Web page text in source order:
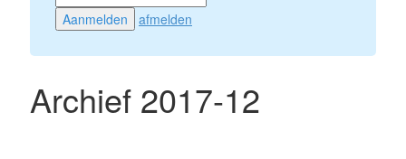
afmelden
Archief 2017-12